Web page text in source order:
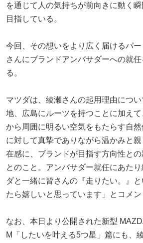
を通じて人の気持ちが前向きに動く
目指している。
今回、その想いをより広く届けるパ
さんにブランドアンバサダーへの就
る。
マツダは、綾瀬さんの起用理由につ
地、広島にルーツを持つことに加え
から周囲に明るい空気をもたらす自
に対して真摯でありながら温かみと
在感に、ブランドが目指す方向性との
とのこと。アンバサダー就任にあた
ダと一緒に皆さんの『走りたい。』
たら嬉しいと思っています」とコメン
なお、本日より公開された新型
M「したいを叶える5つ星」篇にも、